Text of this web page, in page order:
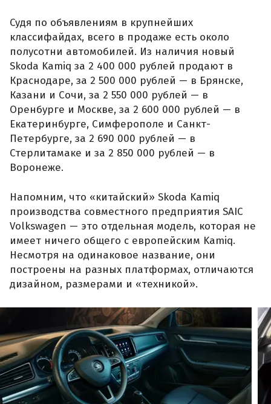
Судя по объявлениям в крупнейших
классифайдах, всего в продаже есть около
полусотни автомобилей. Из наличия новый
Skoda Kamiq за 2 400 000 рублей продают в
Краснодаре, за 2 500 000 рублей — в Брянске,
Казани и Сочи, за 2 550 000 рублей — в
Оренбурге и Москве, за 2 600 000 рублей — в
Екатеринбурге, Симферополе и Санкт-
Петербурге, за 2 690 000 рублей — в
Стерлитамаке и за 2 850 000 рублей — в
Воронеже.
Напомним, что «китайский» Skoda Kamiq
производства совместного предприятия SAIC
Volkswagen — это отдельная модель, которая не
имеет ничего общего с европейским Kamiq.
Несмотря на одинаковое название, они
построены на разных платформах, отличаются
дизайном, размерами и «техникой».